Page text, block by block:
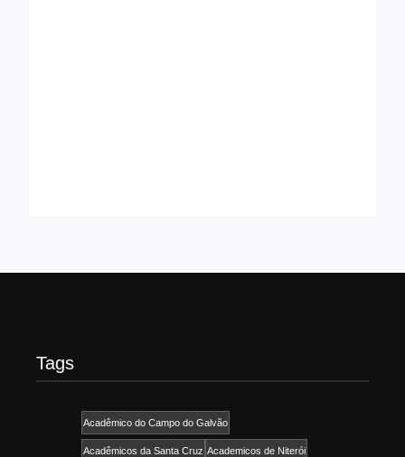
Tags
Acadêmico do Campo do Galvão
Acadêmicos da Santa Cruz Academicos de Niterói